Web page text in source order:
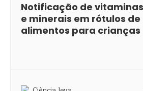
Notificação de vitaminas
e minerais em rótulos de
alimentos para crianças